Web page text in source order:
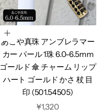
カートに追加
あこや真珠 アンブレラマー
カー パール 1珠 6.0-6.5mm
ゴールド 傘 チャーム リップ
ハート ゴールド かさ 杖 目
印 (501.54505)
セール価格
¥1,320